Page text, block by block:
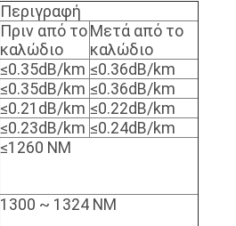
Περιγραφή
Πριν από το
καλώδιο
Μετά από το
καλώδιο
≤0.35dB/km ≤0.36dB/km
≤0.35dB/km ≤0.36dB/km
≤0.21dB/km ≤0.22dB/km
≤0.23dB/km ≤0.24dB/km
≤1260 NM
1300 ~ 1324 NM